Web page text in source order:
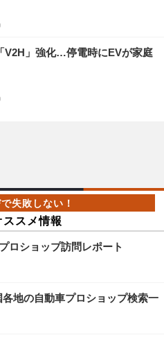
V2H」強化…停電時にEVが家庭
ススメ情報
ロショップ訪問レポート
の自動車プロショップ検索一